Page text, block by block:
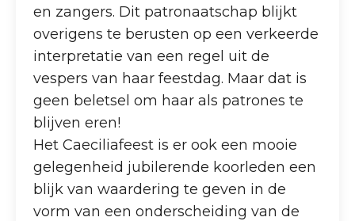
en zangers. Dit patronaatschap blijkt
overigens te berusten op een verkeerde
interpretatie van een regel uit de
vespers van haar feestdag. Maar dat is
geen beletsel om haar als patrones te
blijven eren!
Het Caeciliafeest is er ook een mooie
gelegenheid jubilerende koorleden een
blijk van waardering te geven in de
vorm van een onderscheiding van de